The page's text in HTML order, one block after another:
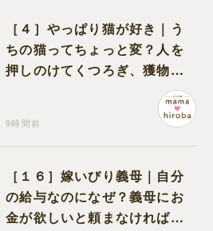
［４］やっぱり猫が好き｜う
ちの猫ってちょっと変？人を
押しのけてくつろぎ、獲物に
も物怖じしない鋼のハート
9時間前
［１６］嫁いびり義母｜自分
の給与なのになぜ？義母にお
金が欲しいと頼まなければな